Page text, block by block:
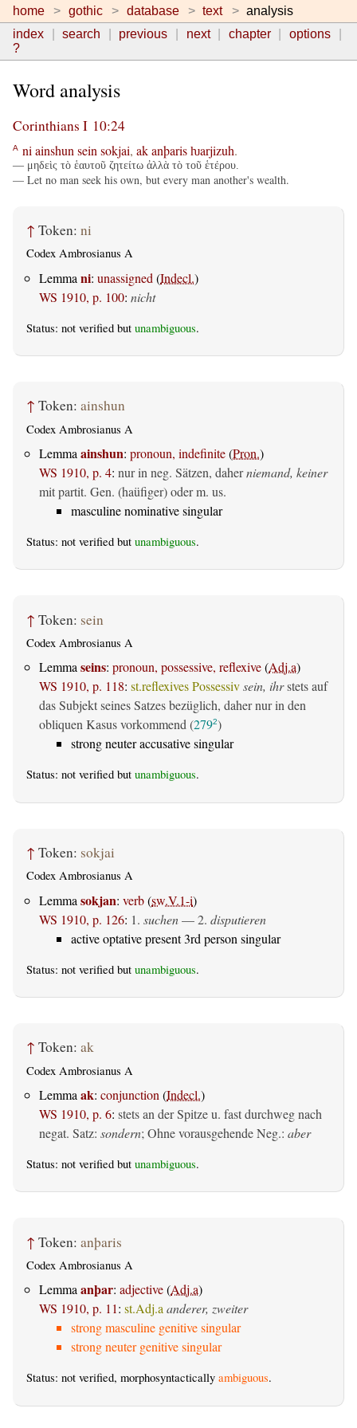
home gothic database text
analysis
index
search previous next chapter
options
?
Word analysis
Corinthians I 10:24
A ni ainshun sein sokjai, akanþarisƕarjizuh.
— μηδεὶς τὸ ἑαυτοῦ ζητείτω ἀλλὰ τὸ τοῦ ἑτέρου.
— Let no man seek his own, but every man another's wealth.
↑ Token: ni
Codex Ambrosianus A
Lemma ni: unassigned (Indecl.)
WS 1910, p. 100: nicht
Status: not verified but unambiguous.
↑ Token: ainshun
Codex Ambrosianus A
Lemma ainshun: pronoun, indefinite(Pron.)
WS 1910, p. 4: nur in neg. Sätzen, daherniemand, keiner
mit partit. Gen. (haüfiger) oder m. us.
masculine nominative singular
Status: not verified but unambiguous.
↑ Token: sein
Codex Ambrosianus A
Lemmaseins: pronoun, possessive, reflexive(Adj.a)
WS 1910, p. 118: st.reflexives Possessivsein, ihrstets auf
das Subjekt seines Satzes bezüglich, daher nur in den
obliquen Kasus vorkommend (2792)
strong neuter accusative singular
Status: not verified but unambiguous.
↑ Token: sokjai
Codex Ambrosianus A
Lemma sokjan: verb(sw.V.1-i)
WS 1910, p. 126: 1. suchen— 2. disputieren
active optative present 3rd person singular
Status: not verified but unambiguous.
↑ Token: ak
Codex Ambrosianus A
Lemma ak: conjunction (Indecl.)
WS 1910, p. 6: stets an der Spitze u. fast durchweg nach
negat. Satz: sondern; Ohne vorausgehende Neg.: aber
Status: not verified but unambiguous.
↑ Token: anþaris
Codex Ambrosianus A
Lemmaanþar: adjective(Adj.a)
WS 1910, p. 11: st.Adj.aanderer, zweiter
strong masculine genitive singular
strong neuter genitive singular
Status: not verified, morphosyntactically ambiguous.